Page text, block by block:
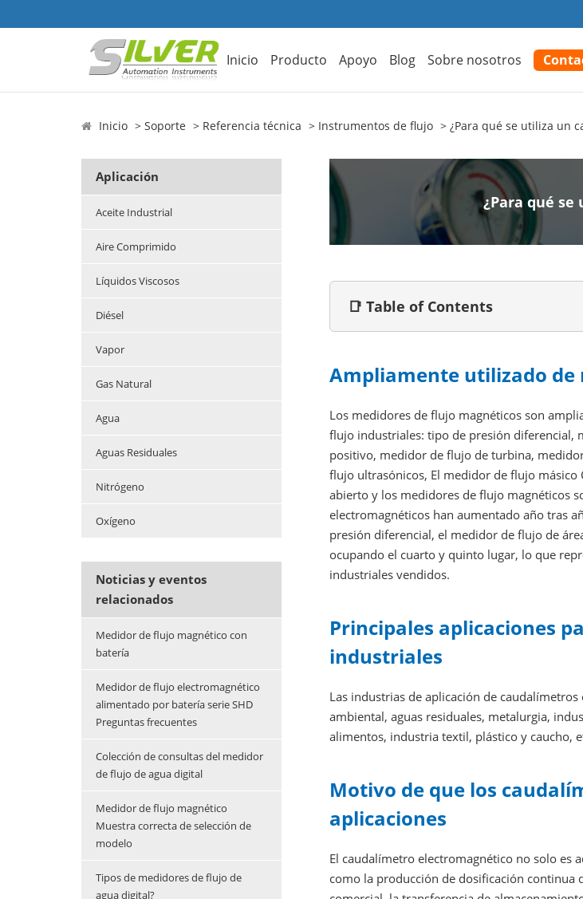
Inicio Producto Apoyo Blog Sobre nosotros
Inicio Soporte Referencia técnica Instrumentos de flujo ¿Para qué se utiliza un
Aplicación
Aceite Industrial
Aire Comprimido
Líquidos Viscosos
Diésel
Vapor
Gas Natural
Agua
Aguas Residuales
Nitrógeno
Oxígeno
Noticias y eventos
relacionados
Medidor de flujo magnético con
batería
Medidor de flujo electromagnético
alimentado por batería serie SHD
Preguntas frecuentes
Colección de consultas del medidor
de flujo de agua digital
Medidor de flujo magnético
Muestra correcta de selección de
modelo
Tipos de medidores de flujo de
agua digital?
¿Para qué
📑 Table of Contents
Ampliamente utilizado de
Los medidores de flujo magnéticos son
flujo industriales: tipo de presión diferencial,
positivo, medidor de flujo de turbina,
flujo ultrasónicos, El medidor de flujo
abierto y los medidores de flujo magnéticos
electromagnéticos han aumentado año tras
presión diferencial, el medidor de flujo de
ocupando el cuarto y quinto lugar, lo que
industriales vendidos.
Principales aplicaciones
industriales
Las industrias de aplicación de
ambiental, aguas residuales, metalurgia,
alimentos, industria textil, plástico y caucho,
Motivo de que los
aplicaciones
El caudalímetro electromagnético no solo es
como la producción de dosificación